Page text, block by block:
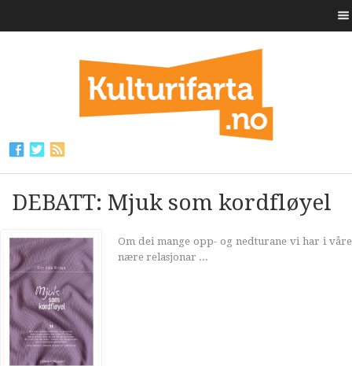
DEBATT: Mjuk som kordfløyel
Om dei mange opp- og nedturane vi har i våre
nære relasjonar ...